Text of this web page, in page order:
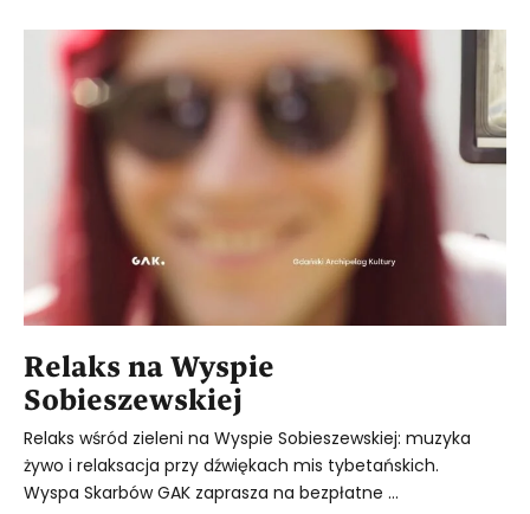
Relaks na Wyspie
Sobieszewskiej
Relaks wśród zieleni na Wyspie Sobieszewskiej: muzyka
żywo i relaksacja przy dźwiękach mis tybetańskich.
Wyspa Skarbów GAK zaprasza na bezpłatne ...